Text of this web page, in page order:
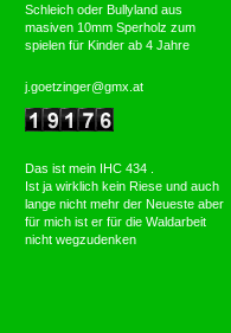
Schleich oder Bullyland aus
masiven 10mm Sperholz zum
spielen für Kinder ab 4 Jahre
j.goetzinger@gmx.at
Das ist mein IHC 434 .
Ist ja wirklich kein Riese und auch
lange nicht mehr der Neueste aber
für mich ist er für die Waldarbeit
nicht wegzudenken